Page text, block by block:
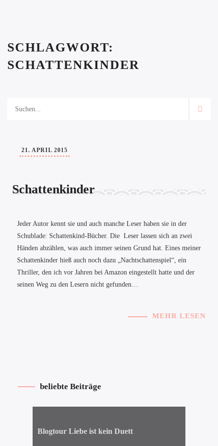
SCHLAGWORT:
SCHATTENKINDER
21. APRIL 2015
Schattenkinder
Jeder Autor kennt sie und auch manche Leser haben sie in der
Schublade: Schattenkind-Bücher. Die Leser lassen sich an zwei
Händen abzählen, was auch immer seinen Grund hat. Eines meiner
Schattenkinder hieß auch noch dazu „Nachtschattenspiel“, ein
Thriller, den ich vor Jahren bei Amazon eingestellt hatte und der
seinen Weg zu den Lesern nicht gefunden…
MEHR LESEN
beliebte Beiträge
Blogtour Liebe ist kein Duett